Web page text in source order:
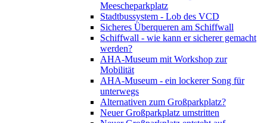
Meescheparkplatz
Stadtbussystem - Lob des VCD
Sicheres Überqueren am Schiffwall
Schiffwall - wie kann er sicherer gemacht
werden?
AHA-Museum mit Workshop zur
Mobilität
AHA-Museum - ein lockerer Song für
unterwegs
Alternativen zum Großparkplatz?
Neuer Großparkplatz umstritten